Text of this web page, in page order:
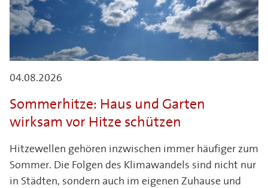
04.08.2026
Sommerhitze: Haus und Garten
wirksam vor Hitze schützen
Hitzewellen gehören inzwischen immer häufiger zum
Sommer. Die Folgen des Klimawandels sind nicht nur
in Städten, sondern auch im eigenen Zuhause und